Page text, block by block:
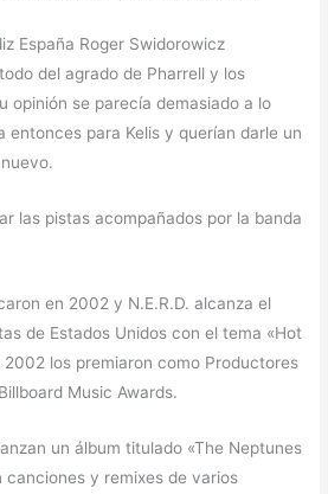
España Roger Swidorowicz
del agrado de Pharrell y los
opinión se parecía demasiado a lo
entonces para Kelis y querían darle un
las pistas acompañados por la banda
en 2002 y N.E.R.D. alcanza el
de Estados Unidos con el tema «Hot
2002 los premiaron como Productores
Music Awards.
un álbum titulado «The Neptunes
canciones y remixes de varios